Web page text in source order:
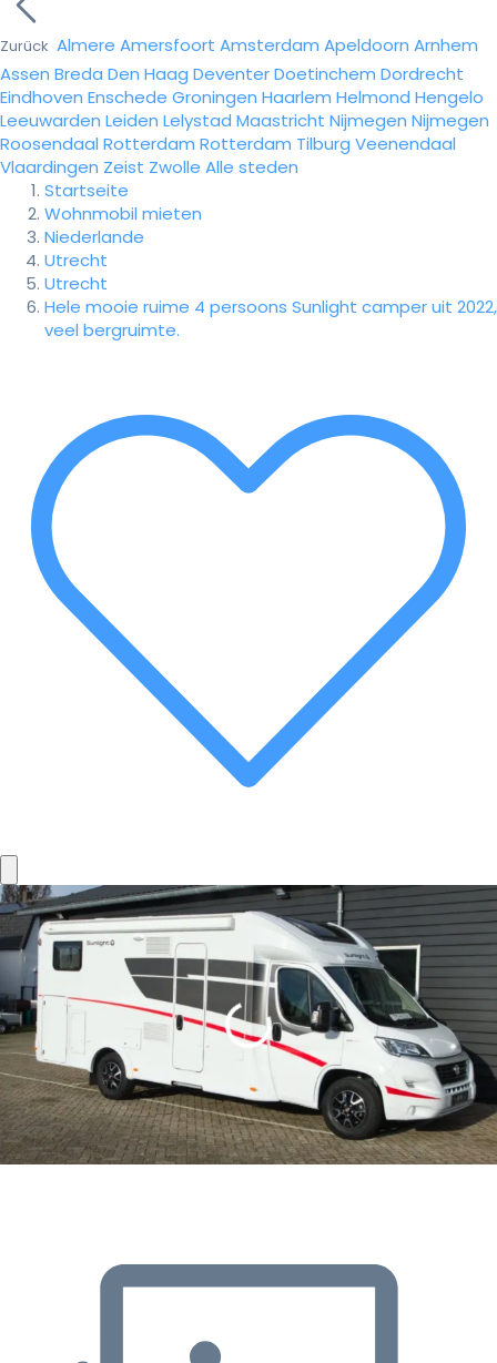
Zurück Almere Amersfoort Amsterdam Apeldoorn Arnhem
Assen Breda Den Haag DeventerDoetinchem Dordrecht
Eindhoven Enschede Groningen Haarlem Helmond Hengelo
Leeuwarden Leiden Lelystad Maastricht Nijmegen Nijmegen
Roosendaal Rotterdam Rotterdam Tilburg Veenendaal
Vlaardingen Zeist Zwolle Alle steden
Startseite
Wohnmobil mieten
Niederlande
Utrecht
Utrecht
Hele mooie ruime 4 persoons Sunlight camper uit 2022,
veel bergruimte.